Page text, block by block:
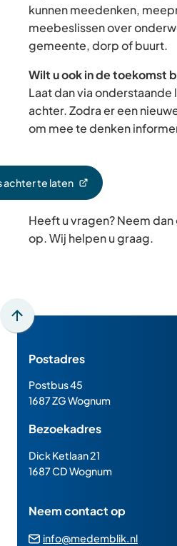
kunnen meedenken,
meebeslissen over
gemeente, dorp of buurt.
Wilt u ook in de toekomst
Laat dan via
achter. Zodra er een
om mee te denken
achter te laten
Heeft u vragen? Neem
op. Wij helpen u graag.
Scroll
boven
het
van
de
paginainhoud
Postadres
Postbus 45
1687 ZG Wognum
Bezoekadres
Dick Ketlaan 21
1687 CD Wognum
Neem contact op
info@medemblik.nl